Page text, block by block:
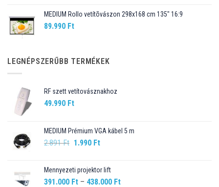
109.990 Ft.98.990 Ft.
MEDIUM Rollo vetítõvászon 298x168 cm 135" 16:9
89.990 Ft
LEGNÉPSZERŰBB TERMÉKEK
RF szett vetítovásznakhoz
49.990 Ft
MEDIUM Prémium VGA kábel 5 m
2.891Ft Original
2.891 Ft.
1.990 FtCurrent
1.990 Ft.
Mennyezeti projektor lift
391.000 Ft – 438.000 FtÁrtartomány: